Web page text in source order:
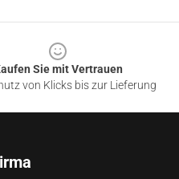
Sie mit Vertrauen
von Klicks bis zur Lieferung